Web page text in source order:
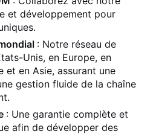
et développement pour
: Notre réseau de
Unis, en Europe, en
et en Asie, assurant une
gestion fluide de la chaîne
: Une garantie complète et
afin de développer des